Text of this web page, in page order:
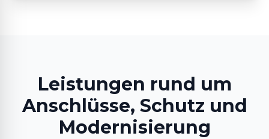
Leistungen rund um
Anschlüsse, Schutz und
Modernisierung